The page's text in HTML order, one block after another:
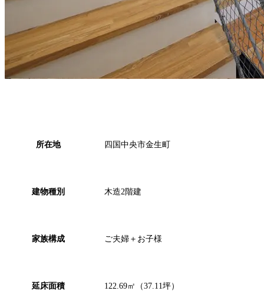
所在地 四国中央市金生町
建物種別 木造2階建
家族構成 ご夫婦＋お子様
延床面積 122.69㎡（37.11坪）